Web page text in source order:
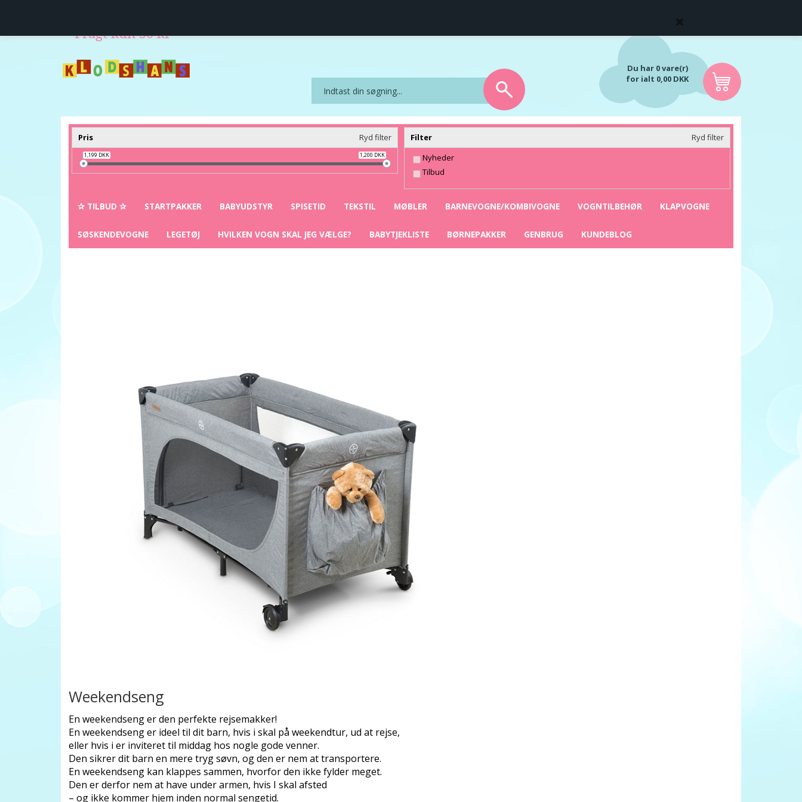
Fragt kun 50 kr
Du har 0 vare(r)
for ialt 0,00 DKK
Pris Ryd filter
1,199 DKK 1,200 DKK
Filter
Ryd filter
Nyheder
Tilbud
✰ TILBUD ✰ STARTPAKKER BABYUDSTYR SPISETID TEKSTIL MØBLER BARNEVOGNE/KOMBIVOGNE VOGNTILBEHØR KLAPVOGNE
SØSKENDEVOGNE LEGETØJ HVILKEN VOGN SKAL JEG VÆLGE? BABYTJEKLISTE BØRNEPAKKER GENBRUG KUNDEBLOG
Weekendseng
En weekendseng er den perfekte rejsemakker!
En weekendseng er ideel til dit barn, hvis i skal på weekendtur, ud at rejse,
eller hvis i er inviteret til middag hos nogle gode venner.
Den sikrer dit barn en mere tryg søvn, og den er nem at transportere.
En weekendseng kan klappes sammen, hvorfor den ikke fylder meget.
Den er derfor nem at have under armen, hvis I skal afsted
– og ikke kommer hjem inden normal sengetid.